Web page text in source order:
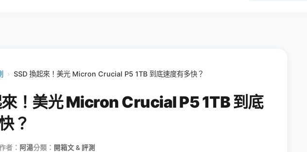
› SSD 換起來！美光 Micron Crucial P5 1TB 到底速度有多快？
來！美光 Micron Crucial P5 1TB 到底
？
者： 阿湯分類： 開箱文 & 評測